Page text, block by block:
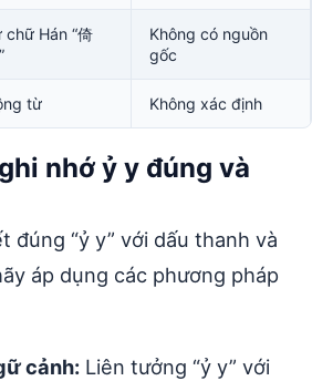
chữ Hán “倚
Không có nguồn
gốc
từ Không xác định
nhớ ỷ y đúng và
đúng “ỷ y” với dấu thanh và
áp dụng các phương pháp
cảnh: Liên tưởng “ỷ y” với